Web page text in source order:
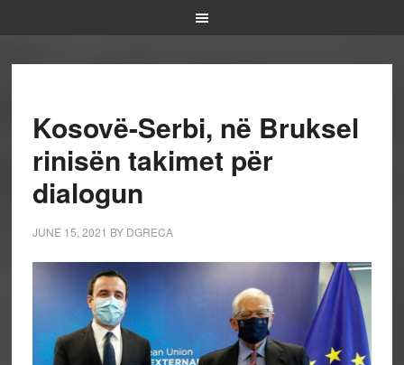
Kosovë-Serbi, në Bruksel
rinisën takimet për
dialogun
JUNE 15, 2021 BY DGRECA